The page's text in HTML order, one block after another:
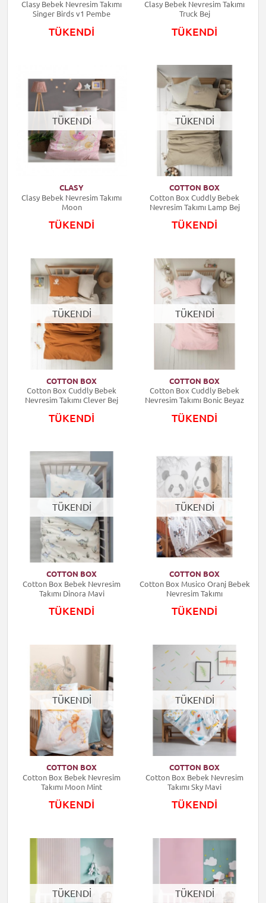
Clasy Bebek Nevresim Takımı
Singer Birds v1 Pembe
TÜKENDİ
Clasy Bebek Nevresim Takımı
Truck Bej
TÜKENDİ
TÜKENDİ
CLASY
Clasy Bebek Nevresim Takımı
Moon
TÜKENDİ
TÜKENDİ
COTTON BOX
Cotton Box Cuddly Bebek
Nevresim Takımı Lamp Bej
TÜKENDİ
TÜKENDİ
COTTON BOX
Cotton Box Cuddly Bebek
Nevresim Takımı Clever Bej
TÜKENDİ
TÜKENDİ
COTTON BOX
Cotton Box Cuddly Bebek
Nevresim Takımı Bonic Beyaz
TÜKENDİ
TÜKENDİ
COTTON BOX
Cotton Box Bebek Nevresim
Takımı Dinora Mavi
TÜKENDİ
TÜKENDİ
COTTON BOX
Cotton Box Musico Oranj Bebek
Nevresim Takımı
TÜKENDİ
TÜKENDİ
COTTON BOX
Cotton Box Bebek Nevresim
Takımı Moon Mint
TÜKENDİ
TÜKENDİ
COTTON BOX
Cotton Box Bebek Nevresim
Takımı Sky Mavi
TÜKENDİ
TÜKENDİ TÜKENDİ